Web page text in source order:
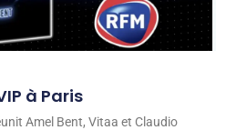
à Paris
Amel Bent, Vitaa et Claudio